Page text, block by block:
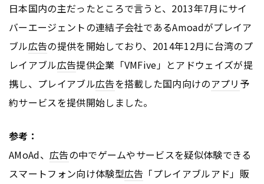
日本国内の主だったところで言うと、2013年7月にサイ
バーエージェントの連結子会社であるAmoadがプレイア
ブル広告の提供を開始しており、2014年12月に台湾のプ
レイアブル広告提供企業「VMFive」とアドウェイズが提
携し、プレイアブル広告を搭載した国内向けのアプリ 予
約サービスを提供開始しました。
参考：
AMoAd、 広告の中でゲームやサービスを疑似体験できる
スマートフォン向け体験型広告 「プレイアブルアド」販